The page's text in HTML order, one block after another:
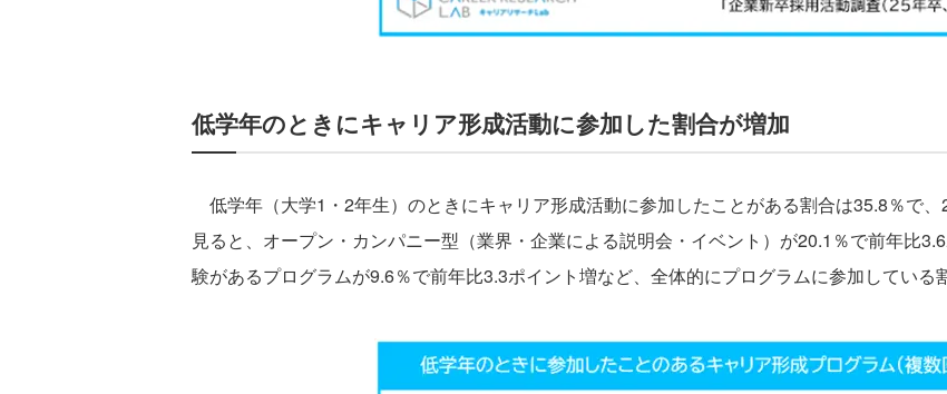
低学年のときにキャリア形成活動に参加した割合が増加
低学年（大学1・2年生）のときにキャリア形成活動に参加したことがある割合は35.8％で
見ると、オープン・カンパニー型（業界・企業による説明会・イベント）が20.1％で前年比
験があるプログラムが9.6％で前年比3.3ポイント増など、全体的にプログラムに参加している